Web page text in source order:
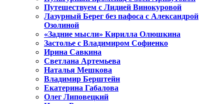
Путешествуем с Лидией Винокуровой
Лазурный Берег без пафоса с Александрой
Озолиной
«Задние мысли» Кирилла Олюшкина
Застолье с Владимиром Софиенко
Ирина Савкина
Светлана Артемьева
Наталья Мешкова
Владимир Берштейн
Екатерина Габалова
Олег Липовецкий